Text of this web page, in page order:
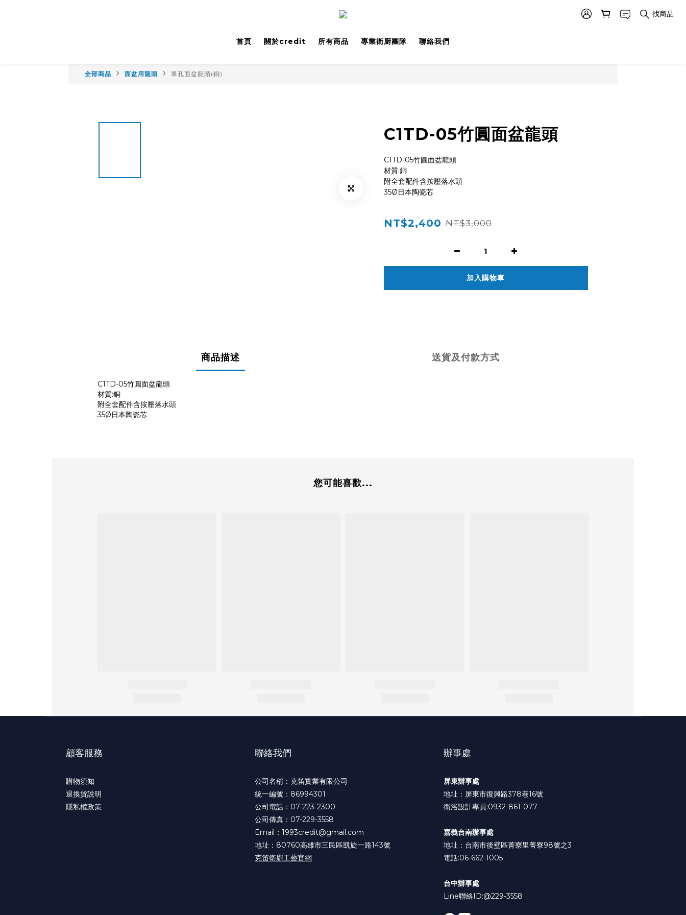
找商品
首頁 關於credit 所有商品 專業衛廚團隊 聯絡我們
全部商品 面盆用龍頭 單孔面盆龍頭(銅)
C1TD-05竹圓面盆龍頭
C1TD-05竹圓面盆龍頭
材質:銅
附全套配件含按壓落水頭
35Ø日本陶瓷芯
NT$2,400 NT$3,000
加入購物車
商品描述 送貨及付款方式
C1TD-05竹圓面盆龍頭
材質:銅
附全套配件含按壓落水頭
35Ø日本陶瓷芯
您可能喜歡...
顧客服務
購物須知
退換貨說明
隱私權政策
聯絡我們
公司名稱：克笛實業有限公司
統一編號：86994301
公司電話：07-223-2300
公司傳真：07-229-3558
Email：1993credit@gmail.com
地址：80760高雄市三民區凱旋一路143號
克笛衛廚工藝官網
辦事處
屏東辦事處
地址：屏東市復興路378巷16號
衛浴設計專員:0932-861-077
嘉義台南辦事處
地址：台南市後壁區菁寮里菁寮98號之3
電話:06-662-1005
台中辦事處
Line聯絡ID:@229-3558